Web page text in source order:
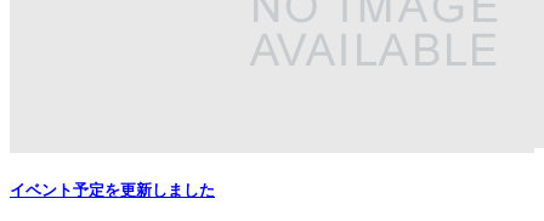
イベント予定を更新しました